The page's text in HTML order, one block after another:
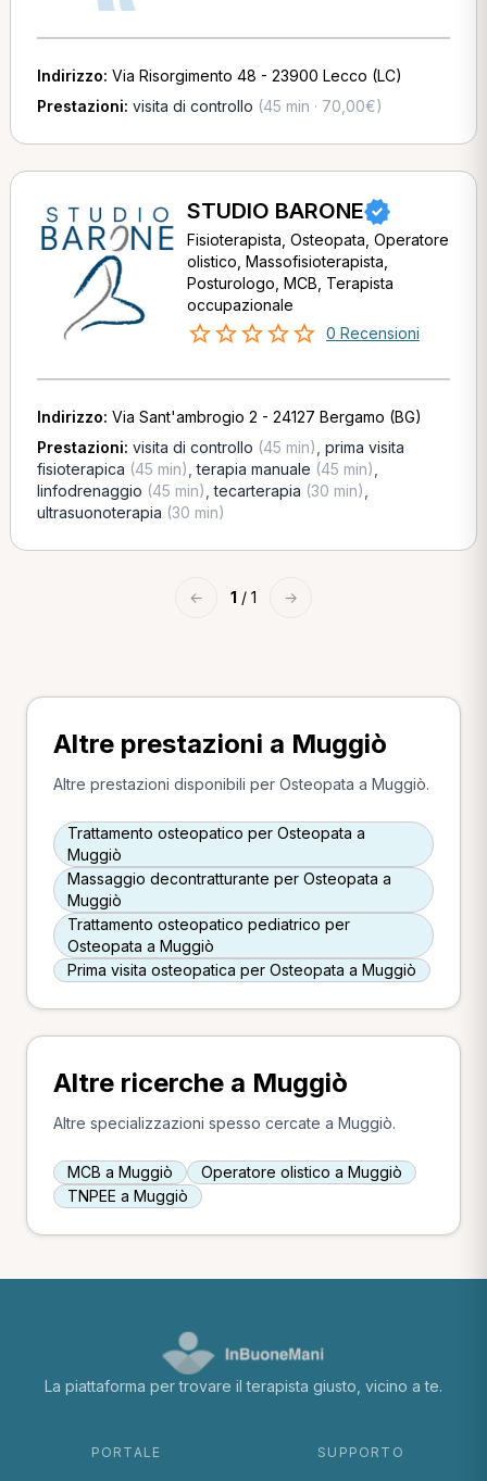
Indirizzo: Via Risorgimento 48 - 23900 Lecco (LC)
Prestazioni: visita di controllo (45 min · 70,00€)
STUDIO BARONE
Fisioterapista, Osteopata, Operatore
olistico, Massofisioterapista,
Posturologo, MCB, Terapista
occupazionale
0 Recensioni
Indirizzo: Via Sant'ambrogio 2 - 24127 Bergamo (BG)
Prestazioni: visita di controllo (45 min) prima visita
fisioterapica (45 min) ,terapia manuale (45 min)
linfodrenaggio (45 min) ,tecarterapia (30 min)
ultrasuonoterapia (30 min)
← 1 / 1 →
Altre prestazioni a Muggiò
Altre prestazioni disponibili per Osteopata a Muggiò.
Trattamento osteopatico per Osteopata a
Muggiò
Massaggio decontratturante per Osteopata a
Muggiò
Trattamento osteopatico pediatrico per
Osteopata a Muggiò
Prima visita osteopatica per Osteopata a Muggiò
Altre ricerche a Muggiò
Altre specializzazioni spesso cercate a Muggiò.
MCB a Muggiò
Operatore olistico a Muggiò
TNPEE a Muggiò
La piattaforma per trovare il terapista giusto, vicino a te.
PORTALE SUPPORTO